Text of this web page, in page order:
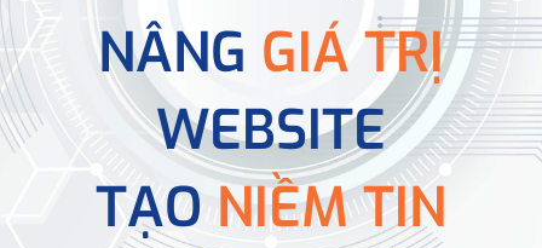
NÂNG GIÁ TRỊ
WEBSITE
TẠONIỀM TIN